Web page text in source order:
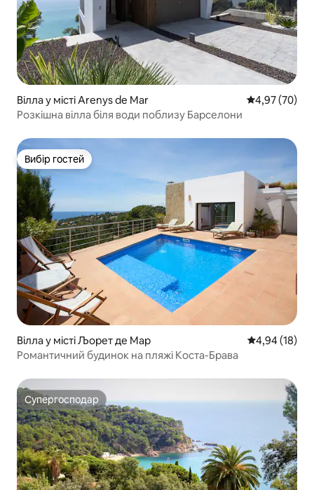
Вілла у місті Arenys de Mar Середня
4,97 (70)
Розкішна вілла біля води поблизу Барселони
Вибір гостей
Вибір гостей
Вілла у місті Љорет де Мар Середня
4,94 (18)
Романтичний будинок на пляжі Коста-Брава
Супергосподар
Супергосподар